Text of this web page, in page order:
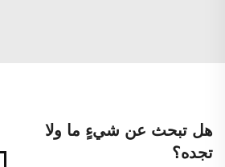
هل تبحث عن شيءٍ ما ولا
تجده؟